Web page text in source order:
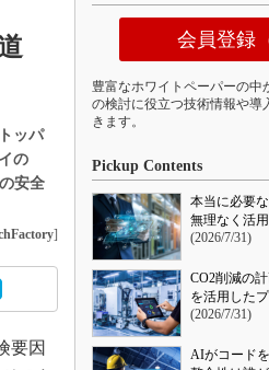
ッパ
の
安全
]
要因
会員登録
豊富なホワイトペーパーの中
の検討に役立つ技術情報や導
きます。
Pickup Contents
本当に必要
無理なく活
(2026/7/31)
CO2削減の
を活用した
(2026/7/31)
AIがコード